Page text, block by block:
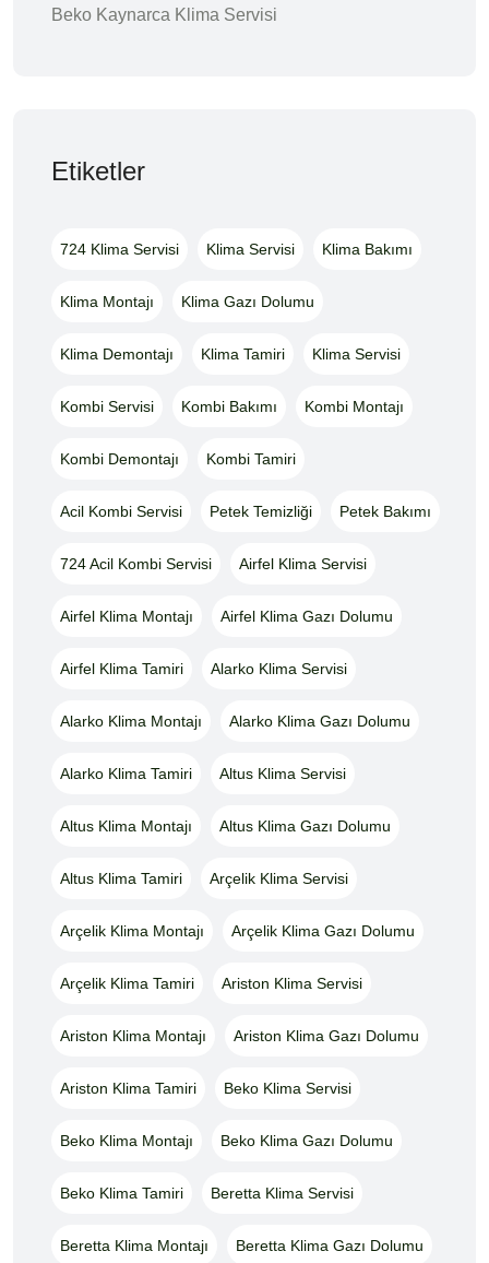
Beko Kaynarca Klima Servisi
Etiketler
724 Klima Servisi Klima Servisi Klima Bakımı
Klima Montajı Klima Gazı Dolumu
Klima Demontajı Klima Tamiri Klima Servisi
Kombi Servisi Kombi Bakımı Kombi Montajı
Kombi Demontajı Kombi Tamiri
Acil Kombi Servisi Petek Temizliği Petek Bakımı
724 Acil Kombi Servisi Airfel Klima Servisi
Airfel Klima Montajı Airfel Klima Gazı Dolumu
Airfel Klima Tamiri Alarko Klima Servisi
Alarko Klima Montajı Alarko Klima Gazı Dolumu
Alarko Klima Tamiri Altus Klima Servisi
Altus Klima Montajı Altus Klima Gazı Dolumu
Altus Klima Tamiri Arçelik Klima Servisi
Arçelik Klima Montajı Arçelik Klima Gazı Dolumu
Arçelik Klima Tamiri Ariston Klima Servisi
Ariston Klima Montajı Ariston Klima Gazı Dolumu
Ariston Klima Tamiri Beko Klima Servisi
Beko Klima Montajı Beko Klima Gazı Dolumu
Beko Klima Tamiri Beretta Klima Servisi
Beretta Klima Montajı Beretta Klima Gazı Dolumu